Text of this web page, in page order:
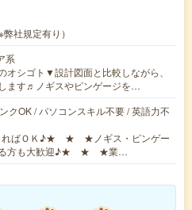
社規定有り）
系
オシゴト▼設計図面と比較しながら、
ます♬ノギスやピンゲージを…
クOK / パソコンスキル不要 / 英語力不
ればＯＫ♪★ ★ ★ノギス・ピンゲー
る方も大歓迎♪★ ★ ★業…